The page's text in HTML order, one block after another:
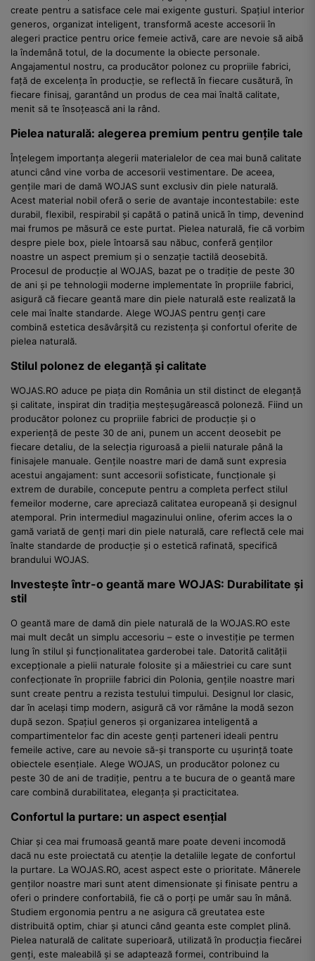
create pentru a satisface cele mai exigente gusturi. Spațiul interior
generos, organizat inteligent, transformă aceste accesorii în
alegeri practice pentru orice femeie activă, care are nevoie să aibă
la îndemână totul, de la documente la obiecte personale.
Angajamentul nostru, ca producător polonez cu propriile fabrici,
față de excelența în producție, se reflectă în fiecare cusătură, în
fiecare finisaj, garantând un produs de cea mai înaltă calitate,
menit să te însoțească ani la rând.
Pielea naturală: alegerea premium pentru gențile tale
Înțelegem importanța alegerii materialelor de cea mai bună calitate
atunci când vine vorba de accesorii vestimentare. De aceea,
gențile mari de damă WOJAS sunt exclusiv din piele naturală.
Acest material nobil oferă o serie de avantaje incontestabile: este
durabil, flexibil, respirabil și capătă o patină unică în timp, devenind
mai frumos pe măsură ce este purtat. Pielea naturală, fie că vorbim
despre piele box, piele întoarsă sau năbuc, conferă genților
noastre un aspect premium și o senzație tactilă deosebită.
Procesul de producție al WOJAS, bazat pe o tradiție de peste 30
de ani și pe tehnologii moderne implementate în propriile fabrici,
asigură că fiecare geantă mare din piele naturală este realizată la
cele mai înalte standarde. Alege WOJAS pentru genți care
combină estetica desăvârșită cu rezistența și confortul oferite de
pielea naturală.
Stilul polonez de eleganță și calitate
WOJAS.RO aduce pe piața din România un stil distinct de eleganță
și calitate, inspirat din tradiția meșteșugărească poloneză. Fiind un
producător polonez cu propriile fabrici de producție și o
experiență de peste 30 de ani, punem un accent deosebit pe
fiecare detaliu, de la selecția riguroasă a pielii naturale până la
finisajele manuale. Gențile noastre mari de damă sunt expresia
acestui angajament: sunt accesorii sofisticate, funcționale și
extrem de durabile, concepute pentru a completa perfect stilul
femeilor moderne, care apreciază calitatea europeană și designul
atemporal. Prin intermediul magazinului online, oferim acces la o
gamă variată de genți mari din piele naturală, care reflectă cele mai
înalte standarde de producție și o estetică rafinată, specifică
brandului WOJAS.
Investește într-o geantă mare WOJAS: Durabilitate și
stil
O geantă mare de damă din piele naturală de la WOJAS.RO este
mai mult decât un simplu accesoriu – este o investiție pe termen
lung în stilul și funcționalitatea garderobei tale. Datorită calității
excepționale a pielii naturale folosite și a măiestriei cu care sunt
confecționate în propriile fabrici din Polonia, gențile noastre mari
sunt create pentru a rezista testului timpului. Designul lor clasic,
dar în același timp modern, asigură că vor rămâne la modă sezon
după sezon. Spațiul generos și organizarea inteligentă a
compartimentelor fac din aceste genți parteneri ideali pentru
femeile active, care au nevoie să-și transporte cu ușurință toate
obiectele esențiale. Alege WOJAS, un producător polonez cu
peste 30 de ani de tradiție, pentru a te bucura de o geantă mare
care combină durabilitatea, eleganța și practicitatea.
Confortul la purtare: un aspect esențial
Chiar și cea mai frumoasă geantă mare poate deveni incomodă
dacă nu este proiectată cu atenție la detaliile legate de confortul
la purtare. La WOJAS.RO, acest aspect este o prioritate. Mânerele
genților noastre mari sunt atent dimensionate și finisate pentru a
oferi o prindere confortabilă, fie că o porți pe umăr sau în mână.
Studiem ergonomia pentru a ne asigura că greutatea este
distribuită optim, chiar și atunci când geanta este complet plină.
Pielea naturală de calitate superioară, utilizată în producția fiecărei
genți, este maleabilă și se adaptează formei, contribuind la